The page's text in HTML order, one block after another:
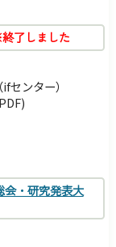
了しました
ンター）
会・研究発表大